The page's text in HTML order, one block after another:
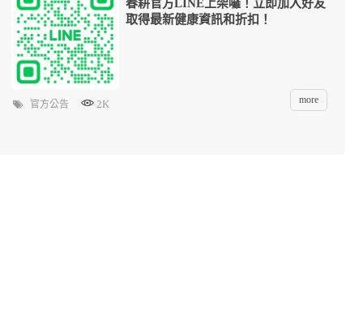
春耕官方LINE上架囉！立即加入好友
取得最新健康資訊和折扣！
官方公告 2K more